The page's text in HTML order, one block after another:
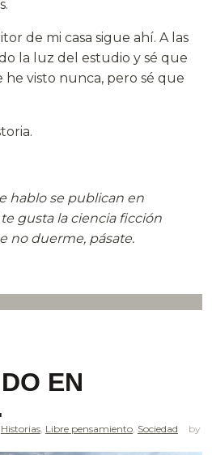
de mi casa sigue ahí. A las
la luz del estudio y sé que
he visto nunca, pero sé que
hablo se publican en
gusta la ciencia ficción
no duerme, pásate.
EN
Historias Libre pensamiento Sociedad